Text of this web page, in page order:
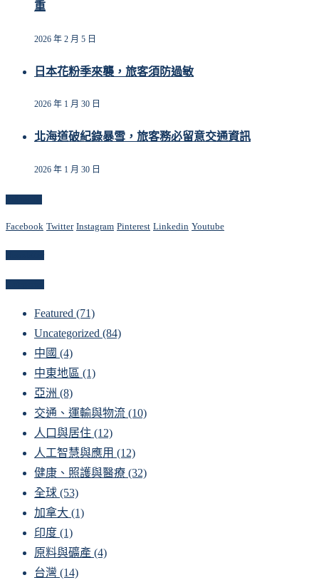
重
2026 年 2 月 5 日
日本花粉季來襲，旅客須防過敏
2026 年 1 月 30 日
北海道破紀錄暴雪，旅客務必留意交通資訊
2026 年 1 月 30 日
Facebook Twitter Instagram Pinterest Linkedin Youtube
Featured (71)
Uncategorized (84)
中國 (4)
中東地區 (1)
亞洲 (8)
交通、運輸與物流 (10)
人口與居住 (12)
人工智慧與應用 (12)
健康、照護與醫療 (32)
全球 (53)
加拿大 (1)
印度 (1)
原料與礦產 (4)
台灣 (14)